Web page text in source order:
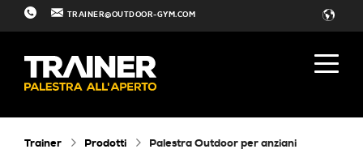
TRAINER@OUTDOOR-GYM.COM
Trainer Prodotti Palestra Outdoor per anziani